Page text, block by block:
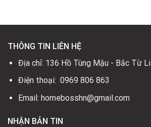
THÔNG TIN LIÊN HỆ
Địa chỉ: 136 Hồ Tùng Mậu - Bắc Từ
Điện thoại: 0969 806 863
Email: homebosshn@gmail.com
NHẬN BẢN TIN